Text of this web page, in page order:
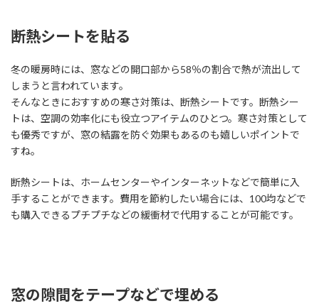
断熱シートを貼る
冬の暖房時には、窓などの開口部から58％の割合で熱が流出して
しまうと言われています。
そんなときにおすすめの寒さ対策は、断熱シートです。断熱シー
トは、空調の効率化にも役立つアイテムのひとつ。寒さ対策として
も優秀ですが、窓の結露を防ぐ効果もあるのも嬉しいポイントで
すね。
断熱シートは、ホームセンターやインターネットなどで簡単に入
手することができます。費用を節約したい場合には、100均などで
も購入できるプチプチなどの緩衝材で代用することが可能です。
窓の隙間をテープなどで埋める